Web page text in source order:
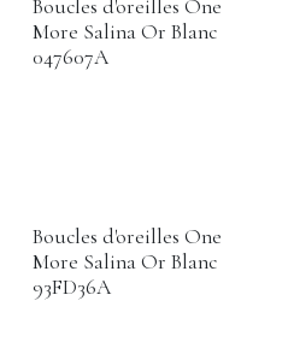
Boucles d'oreilles One
More Salina Or Blanc
047607A
Boucles d'oreilles One
More Salina Or Blanc
93FD36A